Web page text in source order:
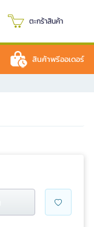
ตะกร้าสินค้า
สินค้าพรีออเดอร์